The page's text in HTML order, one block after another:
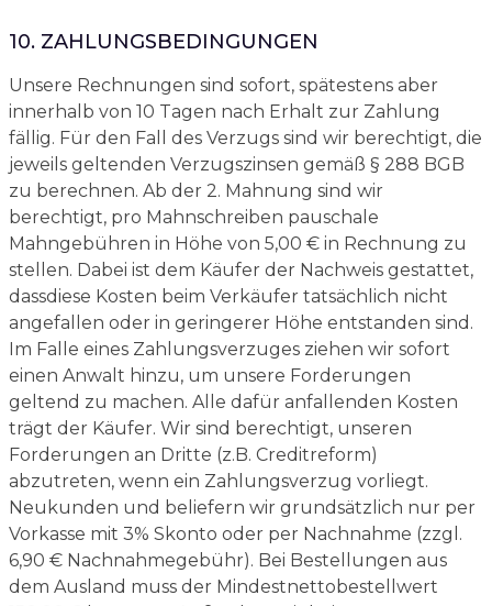
10. ZAHLUNGSBEDINGUNGEN
Unsere Rechnungen sind sofort, spätestens aber
innerhalb von 10 Tagen nach Erhalt zur Zahlung
fällig. Für den Fall des Verzugs sind wir berechtigt, die
jeweils geltenden Verzugszinsen gemäß § 288 BGB
zu berechnen. Ab der 2. Mahnung sind wir
berechtigt, pro Mahnschreiben pauschale
Mahngebühren in Höhe von 5,00 € in Rechnung zu
stellen. Dabei ist dem Käufer der Nachweis gestattet,
dassdiese Kosten beim Verkäufer tatsächlich nicht
angefallen oder in geringerer Höhe entstanden sind.
Im Falle eines Zahlungsverzuges ziehen wir sofort
einen Anwalt hinzu, um unsere Forderungen
geltend zu machen. Alle dafür anfallenden Kosten
trägt der Käufer. Wir sind berechtigt, unseren
Forderungen an Dritte (z.B. Creditreform)
abzutreten, wenn ein Zahlungsverzug vorliegt.
Neukunden und beliefern wir grundsätzlich nur per
Vorkasse mit 3% Skonto oder per Nachnahme (zzgl.
6,90 € Nachnahmegebühr). Bei Bestellungen aus
dem Ausland muss der Mindestnettobestellwert